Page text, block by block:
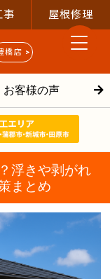
事 屋根修理
橋店 >
お客様の声
浮きや剥がれ
まとめ